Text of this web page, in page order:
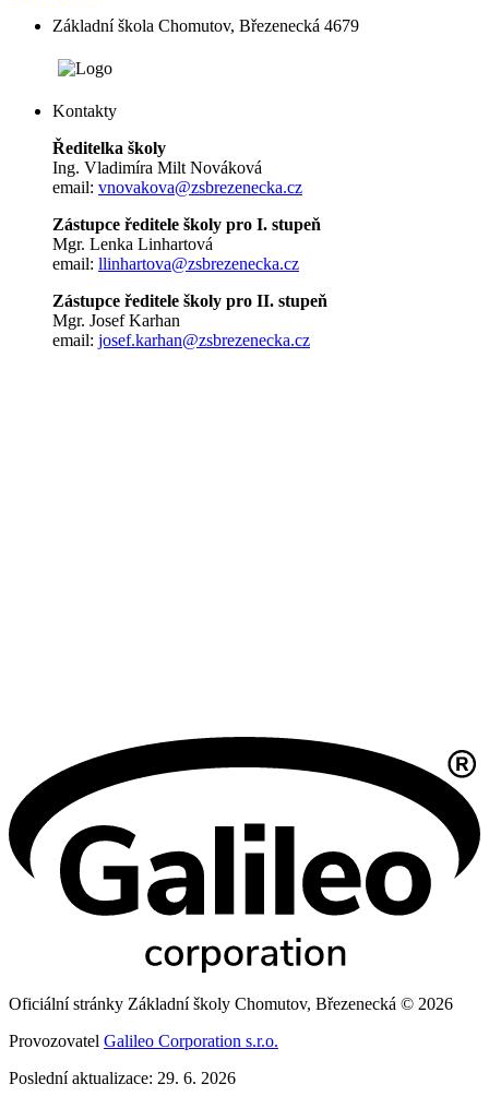
Základní škola Chomutov, Březenecká 4679
Kontakty
Ředitelka školy
Ing. Vladimíra Milt Nováková
email: vnovakova@zsbrezenecka.cz
Zástupce ředitele školy pro I. stupeň
Mgr. Lenka Linhartová
email: llinhartova@zsbrezenecka.cz
Zástupce ředitele školy pro II. stupeň
Mgr. Josef Karhan
email: josef.karhan@zsbrezenecka.cz
Oficiální stránky Základní školy Chomutov, Březenecká © 2026
Provozovatel Galileo Corporation s.r.o.
Poslední aktualizace: 29. 6. 2026